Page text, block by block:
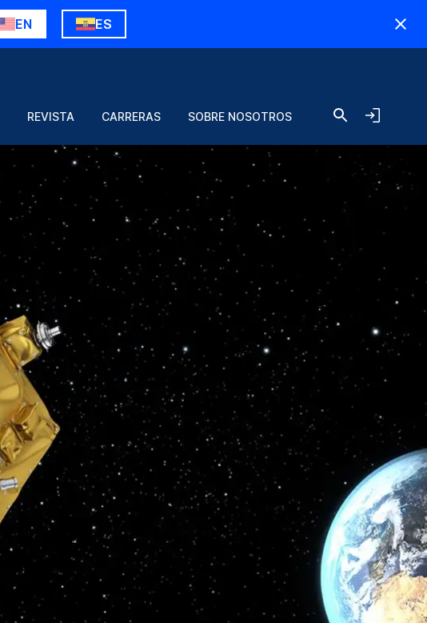
EN ES
REVISTA CARRERAS SOBRE NOSOTROS